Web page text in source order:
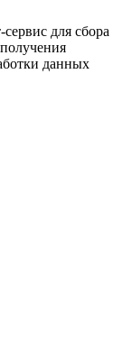
для сбора
данных